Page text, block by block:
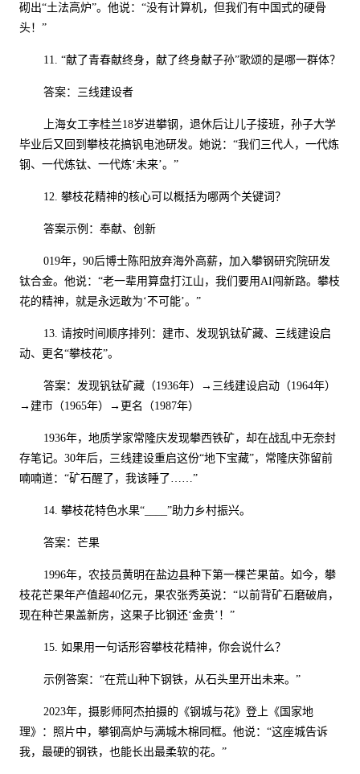
砌出“土法高炉”。他说：“没有计算机，但我们有中国式的硬骨
头！”
11. “献了青春献终身，献了终身献子孙”歌颂的是哪一群体？
答案：三线建设者
上海女工李桂兰18岁进攀钢，退休后让儿子接班，孙子大学
毕业后又回到攀枝花搞钒电池研发。她说：“我们三代人，一代炼
钢、一代炼钛、一代炼‘未来’。”
12. 攀枝花精神的核心可以概括为哪两个关键词？
答案示例：奉献、创新
019年， 90后博士陈阳放弃海外高薪，加入攀钢研究院研发
钛合金。他说：“老一辈用算盘打江山，我们要用 AI闯新路。攀枝
花的精神，就是永远敢为‘不可能’。”
13. 请按时间顺序排列：建市、发现钒钛矿藏、三线建设启
动、更名“攀枝花”。
答案：发现钒钛矿藏（1936年）→三线建设启动（1964年）
→建市（1965年）→更名（1987年）
1936年，地质学家常隆庆发现攀西铁矿，却在战乱中无奈封
存笔记。 30年后，三线建设重启这份“地下宝藏”，常隆庆弥留前
喃喃道：“矿石醒了，我该睡了……”
14. 攀枝花特色水果“____ ”助力乡村振兴。
答案：芒果
1996年，农技员黄明在盐边县种下第一棵芒果苗。如今，攀
枝花芒果年产值超40亿元，果农张秀英说：“以前背矿石磨破肩，
现在种芒果盖新房，这果子比钢还‘金贵’！”
15. 如果用一句话形容攀枝花精神，你会说什么？
示例答案： “在荒山种下钢铁，从石头里开出未来。”
2023年，摄影师阿杰拍摄的《钢城与花》登上《国家地
理》：照片中，攀钢高炉与满城木棉同框。他说：“这座城告诉
我，最硬的钢铁，也能长出最柔软的花。”